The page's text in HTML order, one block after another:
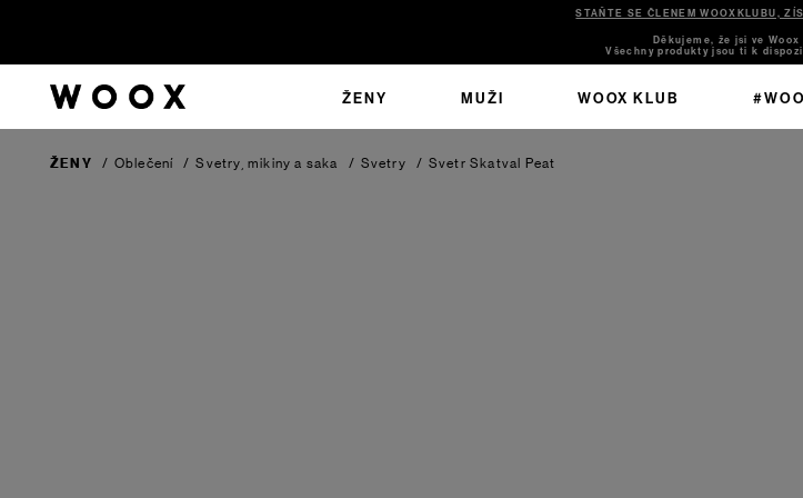
STAŇTE SE ČLENEM WOOXKLUBU,
Děkujeme, že jsi ve
Všechny produkty jsou ti k
ŽENY MUŽI WOOX KLUB
ŽENY / Oblečení / Svetry, mikiny a saka / Svetry / Svetr Skatval Peat